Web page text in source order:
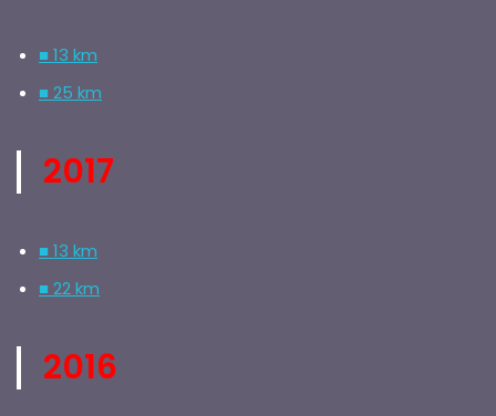
■ 13 km
■ 25 km
2017
■ 13 km
■ 22 km
2016